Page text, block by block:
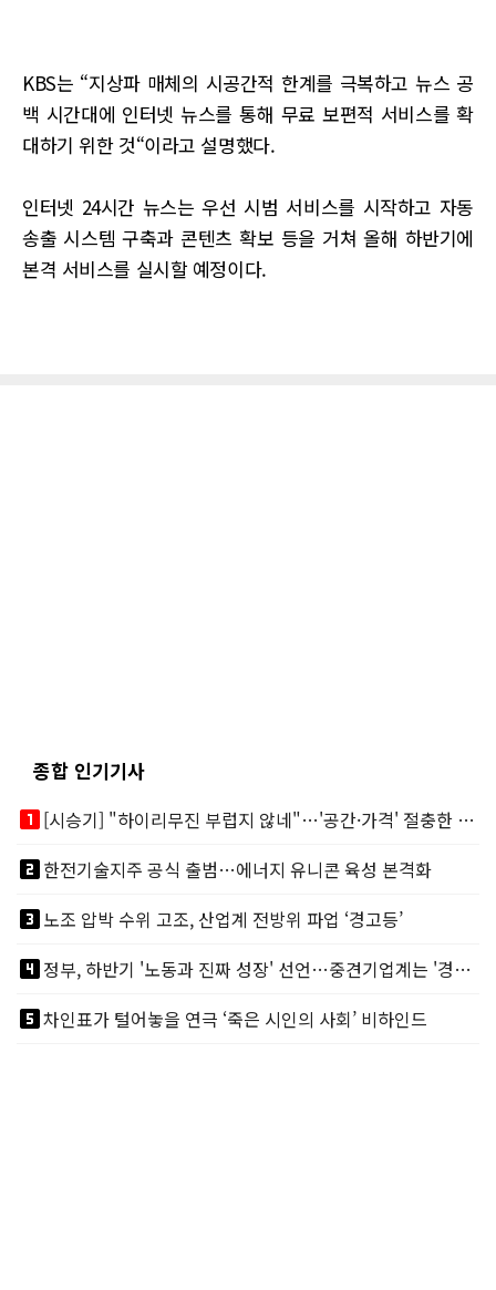
KBS는 “지상파 매체의 시공간적 한계를 극복하고 뉴스 공
백 시간대에 인터넷 뉴스를 통해 무료 보편적 서비스를 확
대하기 위한 것“이라고 설명했다.
인터넷 24시간 뉴스는 우선 시범 서비스를 시작하고 자동
송출 시스템 구축과 콘텐츠 확보 등을 거쳐 올해 하반기에
본격 서비스를 실시할 예정이다.
종합 인기기사
looks_one
[시승기] "하이리무진 부럽지 않네"…'공간·가격' 절충한 카니발 하이루프
looks_two한전기술지주 공식 출범…에너지 유니콘 육성 본격화
looks_3노조 압박 수위 고조, 산업계 전방위 파업 ‘경고등’
looks_4
정부, 하반기 '노동과 진짜 성장' 선언…중견기업계는 '경영 불확실성' 우려
looks_5차인표가 털어놓을 연극 ‘죽은 시인의 사회’ 비하인드